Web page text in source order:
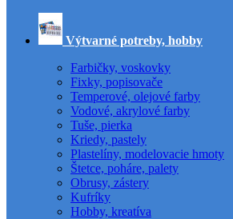
Výtvarné potreby, hobby
Farbičky, voskovky
Fixky, popisovače
Temperové, olejové farby
Vodové, akrylové farby
Tuše, pierka
Kriedy, pastely
Plastelíny, modelovacie hmoty
Štetce, poháre, palety
Obrusy, zástery
Kufríky
Hobby, kreatíva